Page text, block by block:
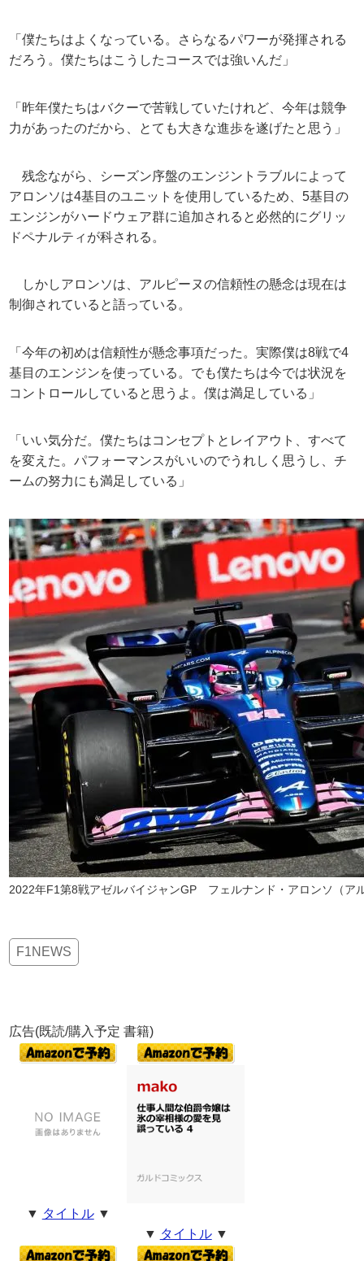
「僕たちはよくなっている。さらなるパワーが発揮される
だろう。僕たちはこうしたコースでは強いんだ」
「昨年僕たちはバクーで苦戦していたけれど、今年は競争
力があったのだから、とても大きな進歩を遂げたと思う」
残念ながら、シーズン序盤のエンジントラブルによって
アロンソは4基目のユニットを使用しているため、5基目の
エンジンがハードウェア群に追加されると必然的にグリッ
ドペナルティが科される。
しかしアロンソは、アルピーヌの信頼性の懸念は現在は
制御されていると語っている。
「今年の初めは信頼性が懸念事項だった。実際僕は8戦で4
基目のエンジンを使っている。でも僕たちは今では状況を
コントロールしていると思うよ。僕は満足している」
「いい気分だ。僕たちはコンセプトとレイアウト、すべて
を変えた。パフォーマンスがいいのでうれしく思うし、チ
ームの努力にも満足している」
2022年F1第8戦アゼルバイジャンGP フェルナンド・アロンソ（ア
F1NEWS
広告(既読/購入予定 書籍)
▼ タイトル▼
▼ タイトル▼